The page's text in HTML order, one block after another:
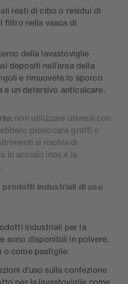
resti di cibo o residui di
filtro nella vasca di
della lavastoviglie
depositi nell’area della
e rimuovete lo sporco
e un detersivo anticalcare.
non utilizzare utensili con
provocare graffi o
si rischia di
in acciaio inox e le
prodotti industriali di uso
industriali per la
sono disponibili in polvere,
o come pastiglie.
d’uso sulla confezione
per la lavastoviglie come